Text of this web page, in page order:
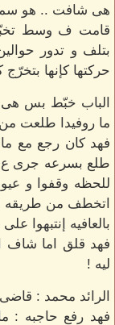
هى شافت .. هو سمع
قامت ف وسط
بتلف و تدور
حركتها كإنها
الباب خبّط بس هى
ما روفيدا طلعت
فهد كان رجع مع
طلع بسرعه جرى ع
للحظه وقفوا و
اتخطف من طريقه
بالعافيه إنتبهوا
فهد قلق اما شاف
ليه !
الرائد محمد :
فهد رفع حاجبه :